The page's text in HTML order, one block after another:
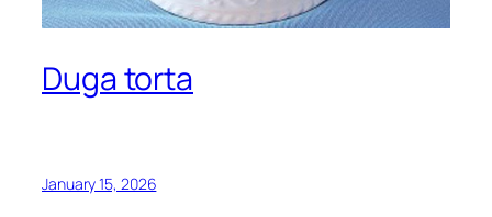
Duga torta
January 15, 2026